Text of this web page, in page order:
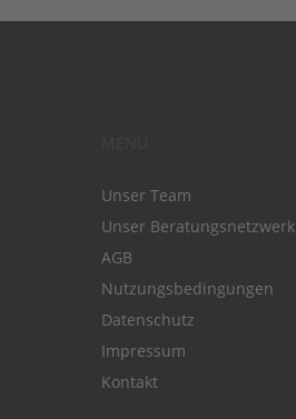
Unser Team
Unser Beratungsnetzwerk
AGB
Nutzungsbedingungen
Datenschutz
Impressum
Kontakt